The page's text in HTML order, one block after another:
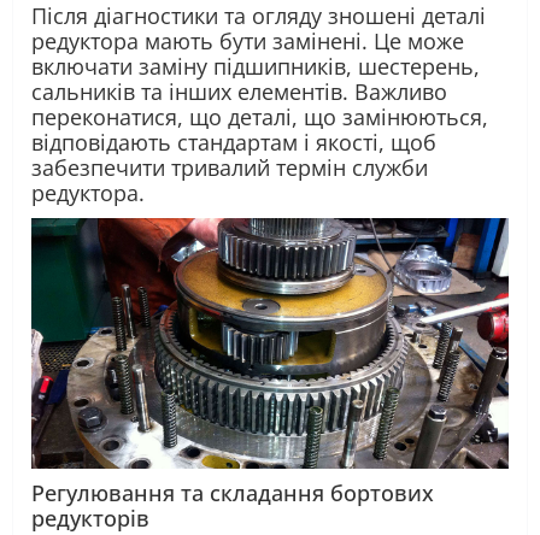
Після діагностики та огляду зношені деталі
редуктора мають бути замінені. Це може
включати заміну підшипників, шестерень,
сальників та інших елементів. Важливо
переконатися, що деталі, що замінюються,
відповідають стандартам і якості, щоб
забезпечити тривалий термін служби
редуктора.
Регулювання та складання бортових
редукторів